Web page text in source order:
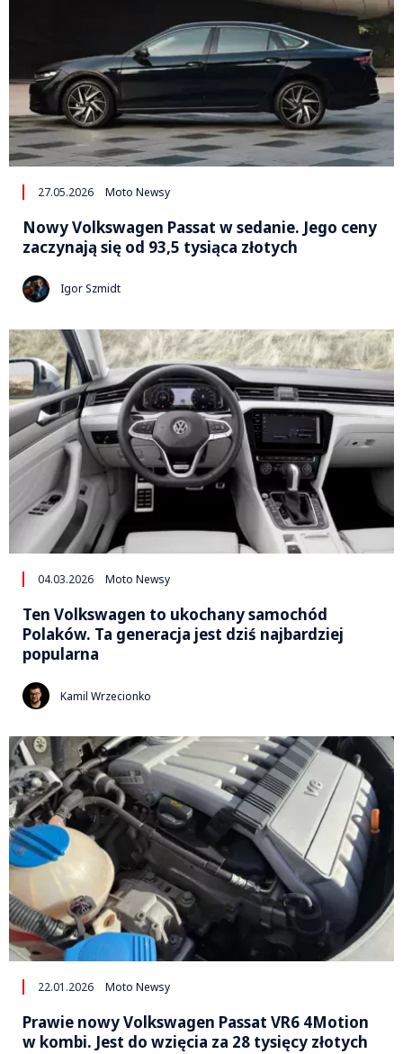
27.05.2026 Moto Newsy
Nowy Volkswagen Passat w sedanie. Jego ceny
zaczynają się od 93,5 tysiąca złotych
Igor Szmidt
04.03.2026 Moto Newsy
Ten Volkswagen to ukochany samochód
Polaków. Ta generacja jest dziś najbardziej
popularna
Kamil Wrzecionko
22.01.2026 Moto Newsy
Prawie nowy Volkswagen Passat VR6 4Motion
w kombi. Jest do wzięcia za 28 tysięcy złotych